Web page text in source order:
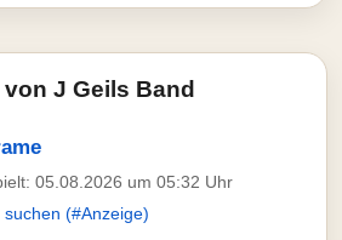
J Geils Band
05.08.2026 um 05:32 Uhr
suchen (#Anzeige)